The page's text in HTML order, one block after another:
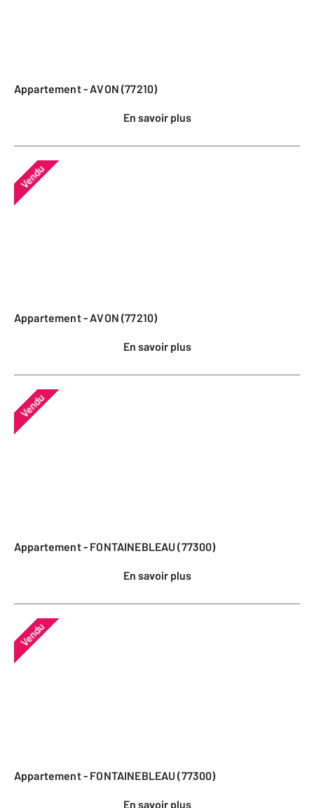
Appartement - AVON (77210)
En savoir plus
Vendu
Appartement - AVON (77210)
En savoir plus
Vendu
Appartement - FONTAINEBLEAU (77300)
En savoir plus
Vendu
Appartement - FONTAINEBLEAU (77300)
En savoir plus